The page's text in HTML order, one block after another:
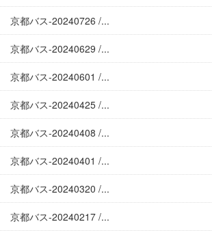
京都バス-20240726 /...
京都バス-20240629 /...
京都バス-20240601 /...
京都バス-20240425 /...
京都バス-20240408 /...
京都バス-20240401 /...
京都バス-20240320 /...
京都バス-20240217 /...